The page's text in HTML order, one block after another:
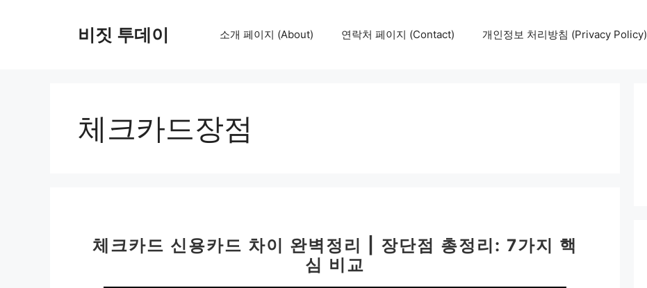
비짓 투데이 소개 페이지 (About) 연락처 페이지 (Contact) 개인정보 처리방침 (Privacy Policy)
체크카드장점
체크카드 신용카드 차이 완벽정리 | 장단점 총정리: 7가지 핵
심 비교